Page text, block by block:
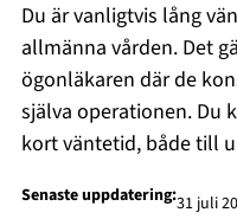
Du är vanligtvis lång
allmänna vården. Det
ögonläkaren där de
själva operationen. Du
kort väntetid, både till
Senaste uppdatering:31 juli